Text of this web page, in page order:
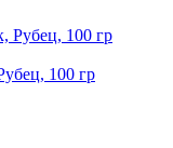
100 гр